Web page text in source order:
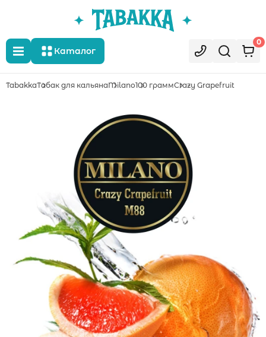
Каталог
0
TabakkaТабак для кальянаMilano100 граммCrazy Grapefruit